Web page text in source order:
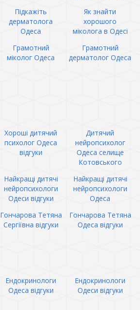
Підкажіть
дерматолога
Одеса
Як знайти
хорошого
міколога в Одесі
Грамотний
міколог Одеса
Грамотний
дерматолог Одеса
Хороші дитячий
психолог Одеса
відгуки
Дитячий
нейропсихолог
Одеса селище
Котовського
Найкращі дитячі
нейропсихологи
Одеси відгуки
Найкращі дитячі
нейропсихологи
Одеса
Гончарова Тетяна
Сергіївна відгуки
Гончарова Тетяна
Одеса відгуки
Ендокринологи
Одеса відгуки
Ендокринологи
Одеси відгуки